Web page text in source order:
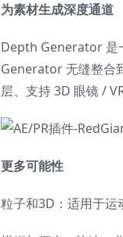
为素材生成深度通道
Depth Generator 是
Generator 无缝整合
层、支持 3D 眼镜 /
更多可能性
粒子和3D：适用于运